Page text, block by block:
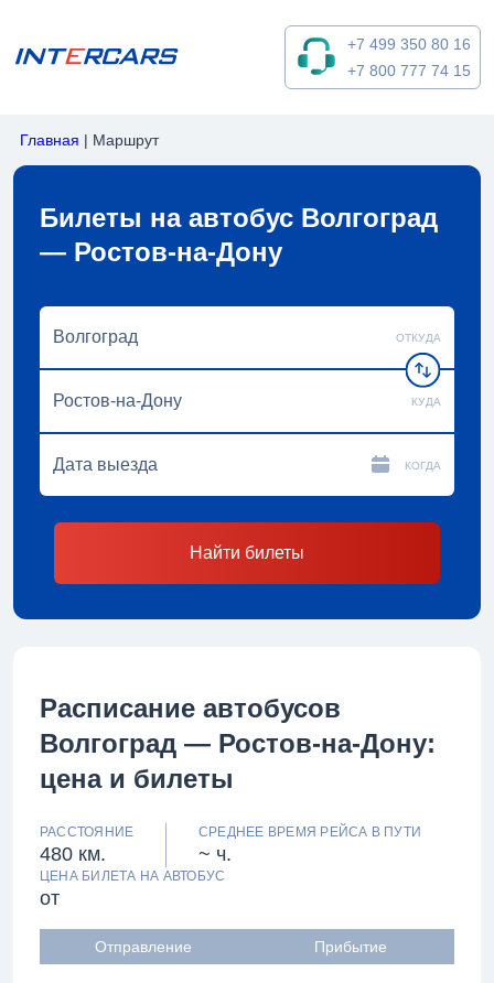
+7 499 350 80 16
+7 800 777 74 15
Главная | Маршрут
Билеты на автобус Волгоград
— Ростов-на-Дону
ОТКУДА
КУДА
КОГДА
Найти билеты
Расписание автобусов
Волгоград — Ростов-на-Дону:
цена и билеты
РАССТОЯНИЕ
480 км.
СРЕДНЕЕ ВРЕМЯ РЕЙСА В ПУТИ
~ ч.
ЦЕНА БИЛЕТА НА АВТОБУС
от
Отправление Прибытие